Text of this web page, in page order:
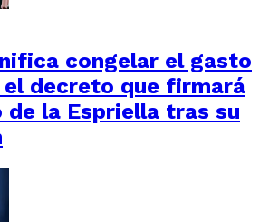
congelar el gasto
decreto que firmará
de la Espriella tras su